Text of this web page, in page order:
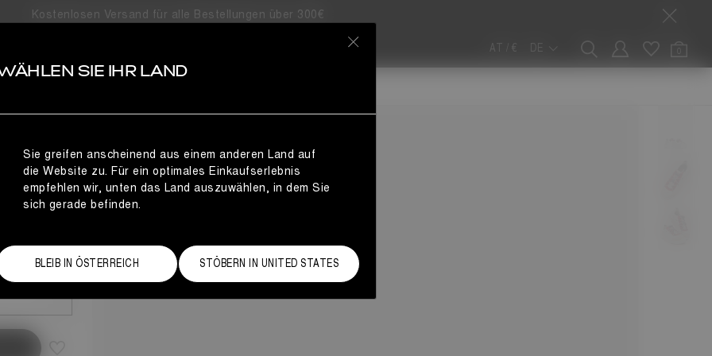
Kostenlosen Versand für alle Bestellungen über 300€
AT / € DE 0
SIE IHR LAND
Sie greifen anscheinend aus einem anderen Land auf
die Website zu. Für ein optimales Einkaufserlebnis
empfehlen wir, unten das Land auszuwählen, in dem Sie
sich gerade befinden.
BLEIB IN ÖSTERREICH STÖBERN IN UNITED STATES